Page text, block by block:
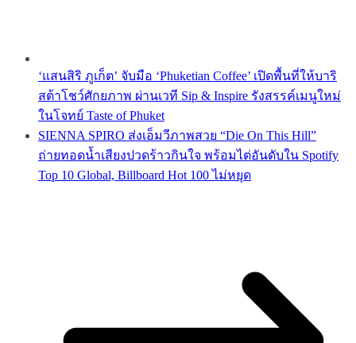
‘แสนสิริ ภูเก็ต’ จับมือ ‘Phuketian Coffee’ เปิดพื้นที่ให้บาริ
สต้าโชว์ศักยภาพ ผ่านเวที Sip & Inspire รังสรรค์เมนูใหม่
ในโจทย์ Taste of Phuket
SIENNA SPIRO ส่งเอ็มวีภาพสวย “Die On This Hill”
ถ่ายทอดน้ำเสียงปวดร้าวกินใจ พร้อมไต่อันดับใน Spotify
Top 10 Global, Billboard Hot 100 ไม่หยุด